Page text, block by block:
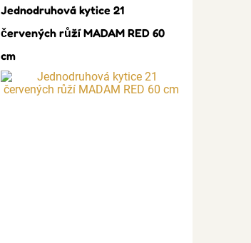
Jednodruhová kytice 21
červených růží MADAM RED 60
cm